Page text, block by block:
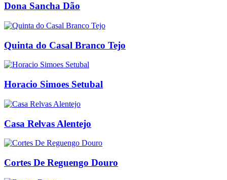
Dona Sancha Dão
Quinta do Casal Branco Tejo
Horacio Simoes Setubal
Casa Relvas Alentejo
Cortes De Reguengo Douro